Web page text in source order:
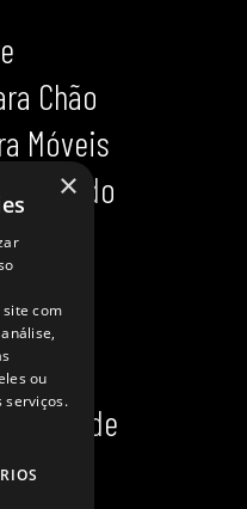
Chão
Móveis
Calçado
×
com
ou
serviços.